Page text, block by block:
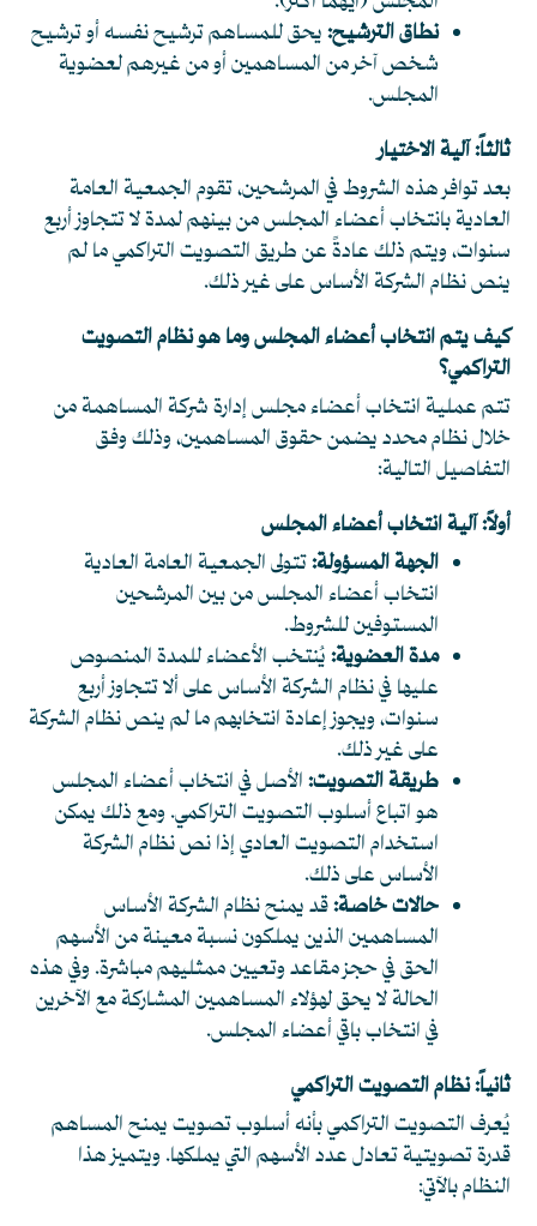
نطاق الترشيح:يحق للمساهم ترشيح نفسه أو ترشيح
شخص آخر من المساهمين أو من غيرهم لعضوية
المجلس.
ثالثاً: آلية الاختيار
بعد توافر هذه الشروط في المرشحين، تقوم الجمعية العامة
العادية بانتخاب أعضاء المجلس من بينهم لمدة لا تتجاوز أربع
سنوات، ويتم ذلك عادةً عن طريق التصويت التراكمي ما لم
ينص نظام الشركة الأساس على غير ذلك.
كيف يتم انتخاب أعضاء المجلس وما هو نظام التصويت
التراكمي؟
تتم عملية انتخاب أعضاء مجلس إدارة شركة المساهمة من
خلال نظام محدد يضمن حقوق المساهمين، وذلك وفق
التفاصيل التالية:
أولاً: آلية انتخاب أعضاء المجلس
الجهة المسؤولة:تتولى الجمعية العامة العادية
انتخاب أعضاء المجلس من بين المرشحين
المستوفين للشروط.
مدة العضوية:يُنتخب الأعضاء للمدة المنصوص
عليها في نظام الشركة الأساس على ألا تتجاوز أربع
سنوات، ويجوز إعادة انتخابهم ما لم ينص نظام الشركة
على غير ذلك.
طريقة التصويت:الأصل في انتخاب أعضاء المجلس
هو اتباع أسلوب التصويت التراكمي. ومع ذلك يمكن
استخدام التصويت العادي إذا نص نظام الشركة
الأساس على ذلك.
حالات خاصة:قد يمنح نظام الشركة الأساس
المساهمين الذين يملكون نسبة معينة من الأسهم
الحق في حجز مقاعد وتعيين ممثليهم مباشرة. وفي هذه
الحالة لا يحق لهؤلاء المساهمين المشاركة مع الآخرين
في انتخاب باقي أعضاء المجلس.
ثانياً: نظام التصويت التراكمي
يُعرف التصويت التراكمي بأنه أسلوب تصويت يمنح المساهم
قدرة تصويتية تعادل عدد الأسهم التي يملكها. ويتميز هذا
النظام بالآتي: